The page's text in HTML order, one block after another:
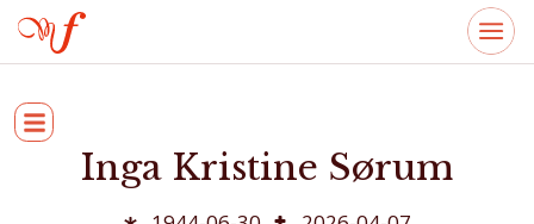
Inga Kristine Sørum